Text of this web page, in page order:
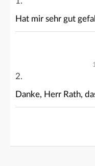
Hat mir sehr gut
Danke, Herr Rath,